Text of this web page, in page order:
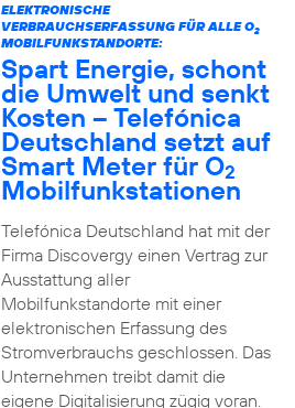
ELEKTRONISCHE
VERBRAUCHSERFASSUNG FÜR ALLE O2
MOBILFUNKSTANDORTE:
Spart Energie, schont
die Umwelt und senkt
Kosten – Telefónica
Deutschland setzt auf
Smart Meter für O2
Mobilfunkstationen
Telefónica Deutschland hat mit der
Firma Discovergy einen Vertrag zur
Ausstattung aller
Mobilfunkstandorte mit einer
elektronischen Erfassung des
Stromverbrauchs geschlossen. Das
Unternehmen treibt damit die
eigene Digitalisierung zügig voran.